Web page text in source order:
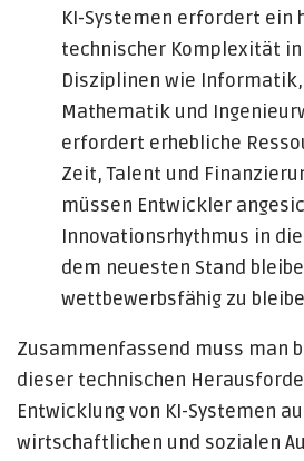
KI-Systemen erfordert ein
technischer Komplexität
Disziplinen wie
Mathematik und
erfordert erhebliche
Zeit, Talent und
müssen Entwickler
Innovationsrhythmus in
dem neuesten Stand
wettbewerbsfähig zu
Zusammenfassend muss man
dieser technischen
Entwicklung von KI-Systemen
wirtschaftlichen und sozialen